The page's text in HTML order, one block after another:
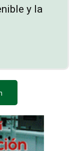
y la